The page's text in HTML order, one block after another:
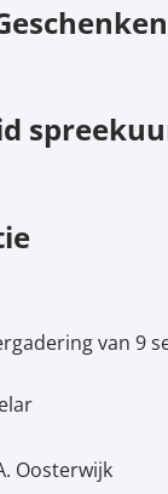
van 9
Oosterwijk